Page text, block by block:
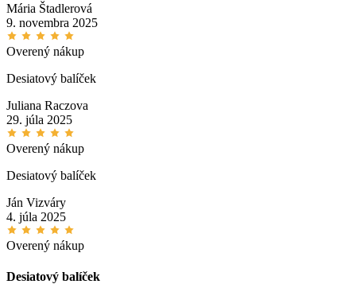
Mária Štadlerová
9. novembra 2025
Overený nákup
Desiatový balíček
Juliana Raczova
29. júla 2025
Overený nákup
Desiatový balíček
Ján Vizváry
4. júla 2025
Overený nákup
Desiatový balíček